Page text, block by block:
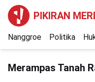
PIKIRAN
Nanggroe Politika
Merampas Tanah